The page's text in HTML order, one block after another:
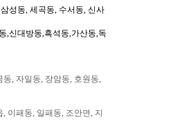
성동, 세곡동, 수서동, 신사
,신대방동,흑석동,가산동,독
, 자일동, 장암동, 호원동,
이패동, 일패동, 조안면, 지